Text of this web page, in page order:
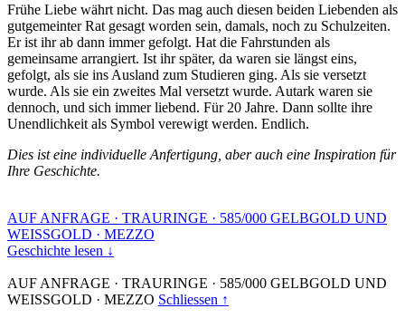
Frühe Liebe währt nicht. Das mag auch diesen beiden Liebenden als
gutgemeinter Rat gesagt worden sein, damals, noch zu Schulzeiten.
Er ist ihr ab dann immer gefolgt. Hat die Fahrstunden als
gemeinsame arrangiert. Ist ihr später, da waren sie längst eins,
gefolgt, als sie ins Ausland zum Studieren ging. Als sie versetzt
wurde. Als sie ein zweites Mal versetzt wurde. Autark waren sie
dennoch, und sich immer liebend. Für 20 Jahre. Dann sollte ihre
Unendlichkeit als Symbol verewigt werden. Endlich.
Dies ist eine individuelle Anfertigung, aber auch eine Inspiration für
Ihre Geschichte.
AUF ANFRAGE · TRAURINGE · 585/000 GELBGOLD UND
WEISSGOLD · MEZZO
Geschichte lesen ↓
AUF ANFRAGE · TRAURINGE · 585/000 GELBGOLD UND
WEISSGOLD · MEZZO Schliessen ↑